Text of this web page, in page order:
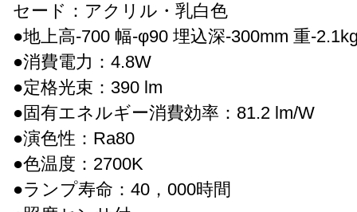
セード：アクリル・乳白色
●地上高-700 幅-φ90 埋込深-300mm 重-
●消費電力：4.8W
●定格光束：390 lm
●固有エネルギー消費効率：81.2 lm/W
●演色性：Ra80
●色温度：2700K
●ランプ寿命：40，000時間